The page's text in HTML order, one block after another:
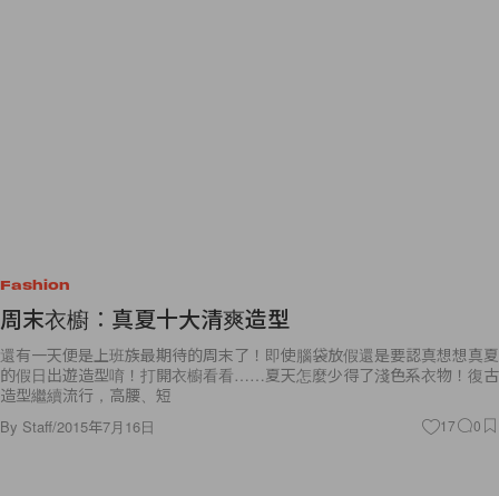
Fashion
周末衣櫥︰真夏十大清爽造型
還有一天便是上班族最期待的周末了！即使腦袋放假還是要認真想想真夏
的假日出遊造型唷！打開衣櫥看看……夏天怎麼少得了淺色系衣物！復古
造型繼續流行，高腰、短
By Staff/2015年7月16日 17 0